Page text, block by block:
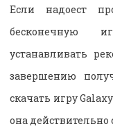
Если надоест
бесконечную
устанавливать
завершению
скачать игру
она